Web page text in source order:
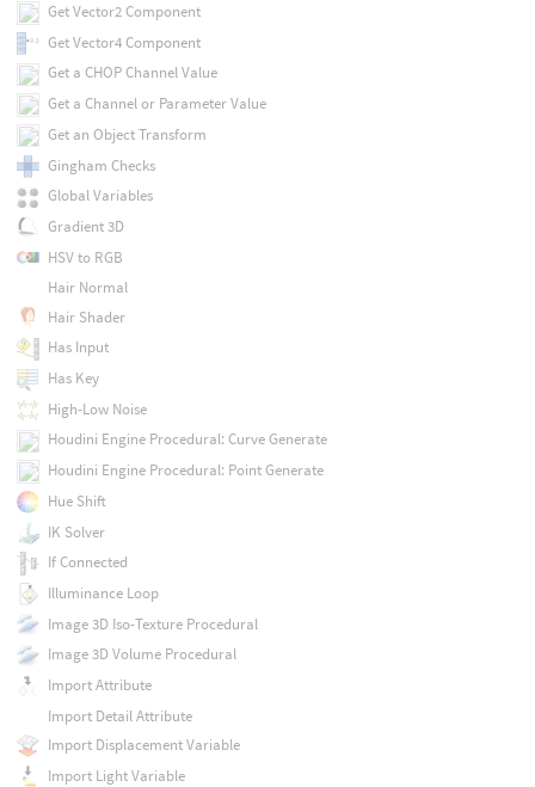
Get Vector2 Component
Get Vector4 Component
Get a CHOP Channel Value
Get a Channel or Parameter Value
Get an Object Transform
Gingham Checks
Global Variables
Gradient 3D
HSV to RGB
Hair Normal
Hair Shader
Has Input
Has Key
High-Low Noise
Houdini Engine Procedural: Curve Generate
Houdini Engine Procedural: Point Generate
Hue Shift
IK Solver
If Connected
Illuminance Loop
Image 3D Iso-Texture Procedural
Image 3D Volume Procedural
Import Attribute
Import Detail Attribute
Import Displacement Variable
Import Light Variable